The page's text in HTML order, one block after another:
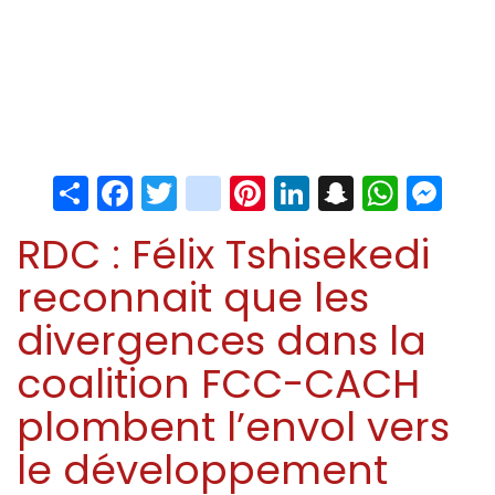
ShareFacebook
Twitter
instagram
Pinterest
LinkedIn
Snapchat
RDC : Félix Tshisekedi
reconnait que les
divergences dans la
coalition FCC-CACH
plombent l’envol vers
le développement